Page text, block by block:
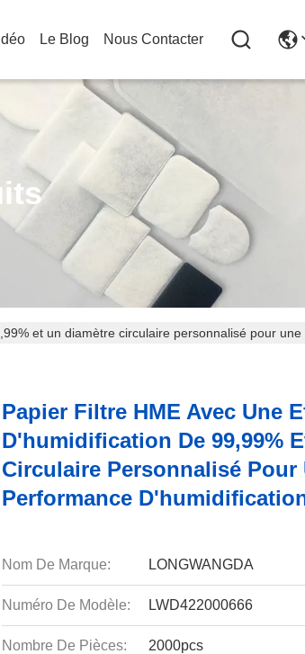
Le Blog Nous Contacter
et un diamètre circulaire personnalisé pour
Papier Filtre HME Avec Une
D'humidification De 99,99%
Circulaire Personnalisé Pour
Performance
Nom De Marque: LONGWANGDA
Numéro De Modèle: LWD422000666
Nombre De Pièces: 2000pcs